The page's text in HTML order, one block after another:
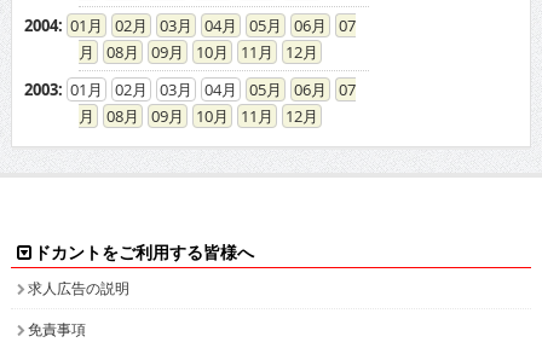
2004: 01 02 03 04 05 06
07
08
09 10 11
12
2003: 01 02 03 04 05 06
07
08
09 10 11 12
ドカントをご利用する皆様へ
求人広告の説明
免責事項